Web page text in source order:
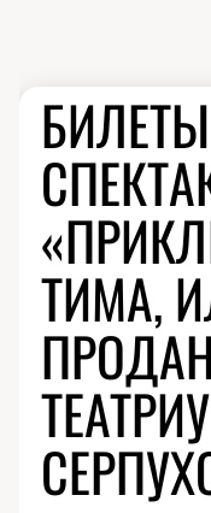
ТИМА,